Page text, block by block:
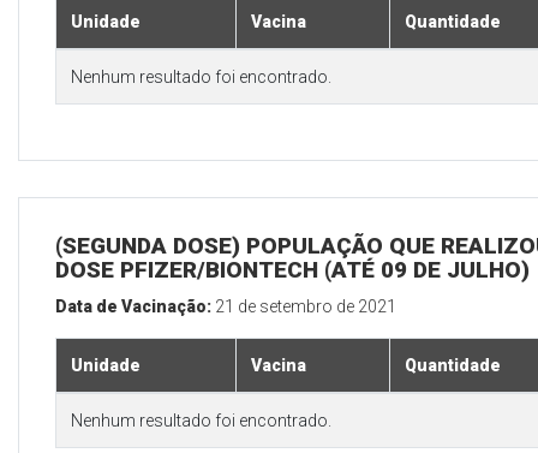
Unidade Vacina Quantidade
Nenhum resultado foi encontrado.
(SEGUNDA DOSE) POPULAÇÃO QUE
DOSE PFIZER/BIONTECH (ATÉ 09 DE JULHO)
Data de Vacinação: 21 de setembro de 2021
Unidade Vacina Quantidade
Nenhum resultado foi encontrado.